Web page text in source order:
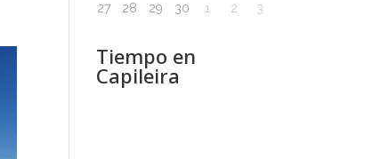
27
28 29 30 1 2 3
Tiempo en
Capileira